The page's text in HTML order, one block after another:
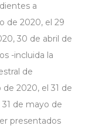
a
de 2020, el 29
30 de abril de
-incluida la
de
2020, el 31 de
de mayo de
presentados